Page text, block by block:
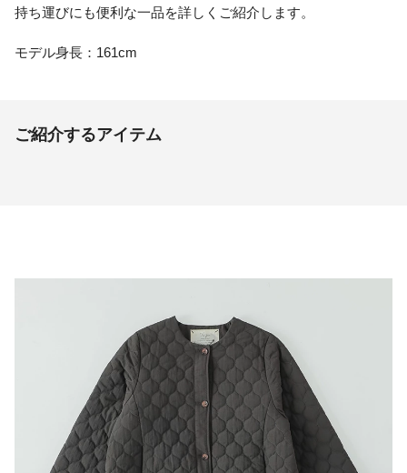
持ち運びにも便利な一品を詳しくご紹介します。
モデル身長：161cm
ご紹介するアイテム